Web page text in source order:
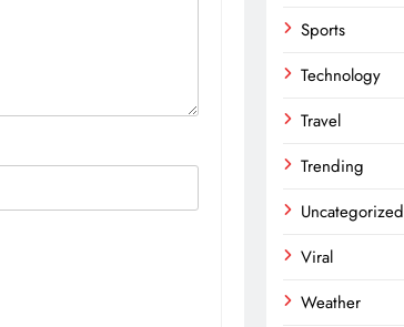
Sports
Technology
Travel
Trending
Uncategorized
Viral
Weather